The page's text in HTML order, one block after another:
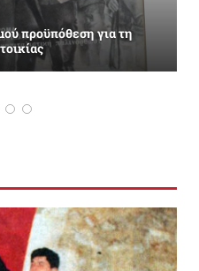
προϋπόθεση για τη